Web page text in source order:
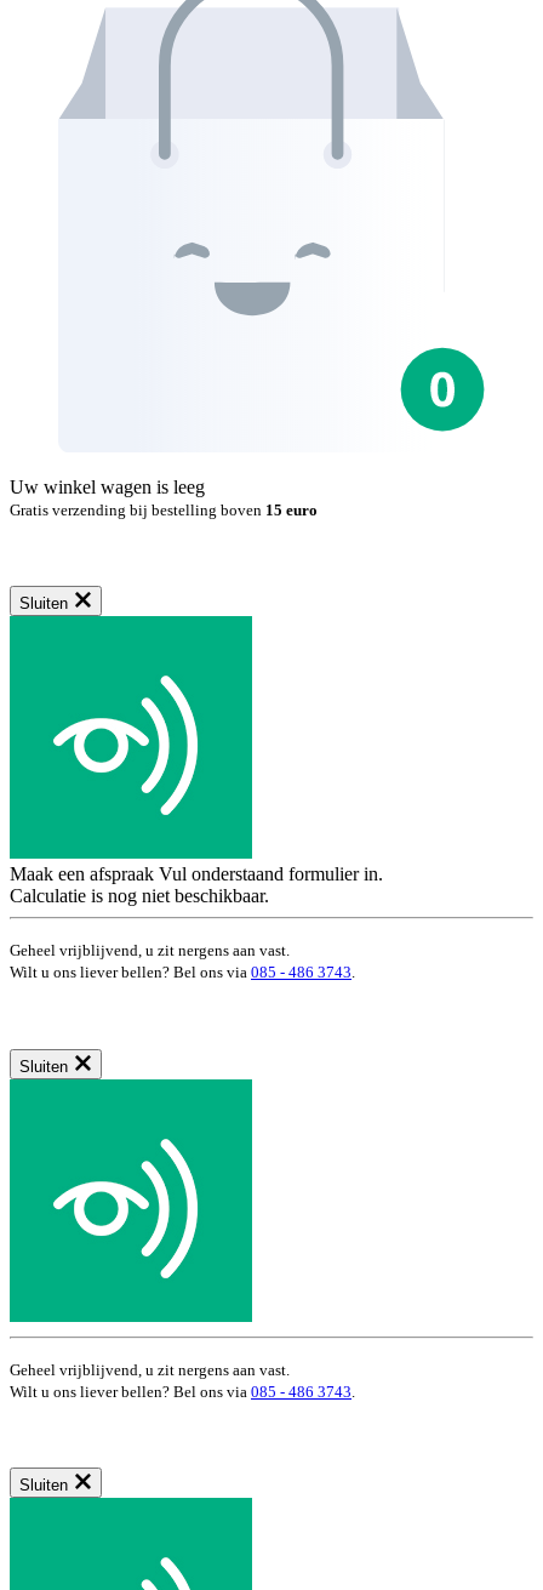
Uw winkel wagen is leeg
Gratis verzending bij bestelling boven 15 euro
Sluiten
Maak een afspraak Vul onderstaand formulier in.
Calculatie is nog niet beschikbaar.
Geheel vrijblijvend, u zit nergens aan vast.
Wilt u ons liever bellen? Bel ons via 085 - 486 3743.
Sluiten
Geheel vrijblijvend, u zit nergens aan vast.
Wilt u ons liever bellen? Bel ons via 085 - 486 3743
Sluiten